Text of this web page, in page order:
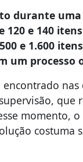
durante
120 e 140
e 1.600
um processo
que
momento,
costuma